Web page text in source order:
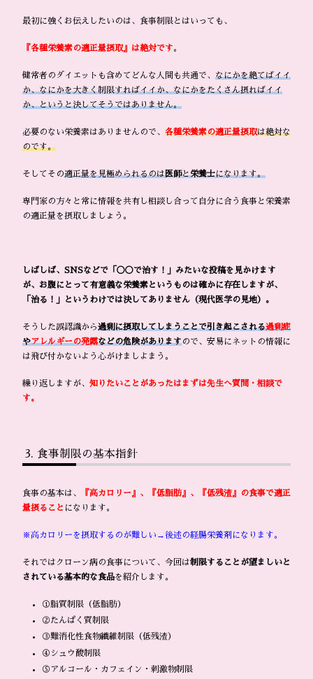
最初に強くお伝えしたいのは、食事制限とはいっても、
『各種栄養素の適正量摂取』は絶対です。
健常者のダイエットも含めてどんな人間も共通で、 なにかを絶てばイイ
か、なにかを大きく制限すればイイか、なにかをたくさん摂ればイイ
か、というと決してそうではありません。
必要のない栄養素はありませんので、 各種栄養素の適正量摂取は絶対な
のです。
そしてその適正量を見極められるのは医師と栄養士になります。
専門家の方々と常に情報を共有し相談し合って自分に合う食事と栄養素
の適正量を摂取しましょう。
しばしば、SNSなどで「◯◯で治す！」みたいな投稿を見かけます
が、お腹にとって有意義な栄養素というものは確かに存在しますが、
「治る！」というわけでは決してありません（現代医学の見地）。
そうした誤認識から過剰に摂取してしまうことで引き起こされる過剰症
やアレルギーの発露などの危険がありますので、安易にネットの情報に
は飛び付かないよう心がけましよまう。
繰り返しますが、 知りたいことがあったはまずは先生へ質問・相談で
す。
食事制限の基本指針
食事の基本は、
『高カロリー』、『低脂肪』、『低残渣』の食事で適正
量摂ること になります。
※高カロリーを摂取するのが難しい→後述の経腸栄養剤になります。
それではクローン病の食事について、今回は制限することが望ましいと
されている基本的な食品を紹介します。
①脂質制限（低脂肪）
②たんぱく質制限
③難消化性食物繊維制限（低残渣）
④シュウ酸制限
⑤アルコール・カフェイン・刺激物制限